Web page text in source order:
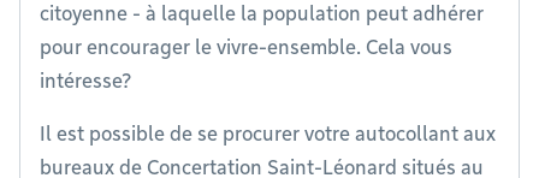
citoyenne - à laquelle la population peut adhérer
pour encourager le vivre-ensemble. Cela vous
intéresse?
Il est possible de se procurer votre autocollant aux
bureaux de Concertation Saint-Léonard situés au